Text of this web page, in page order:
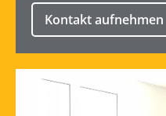
Kontakt aufnehmen